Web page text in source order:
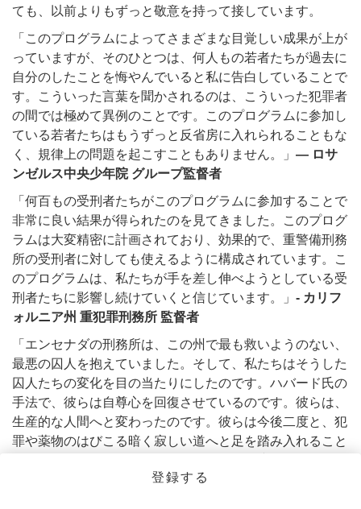
ても、以前よりもずっと敬意を持って接しています。
「このプログラムによってさまざまな目覚しい成果が上が
っていますが、そのひとつは、何人もの若者たちが過去に
自分のしたことを悔やんでいると私に告白していることで
す。こういった言葉を聞かされるのは、こういった犯罪者
の間では極めて異例のことです。このプログラムに参加し
ている若者たちはもうずっと反省房に入れられることもな
く、規律上の問題を起こすこともありません。」 — ロサ
ンゼルス中央少年院 グループ監督者
「何百もの受刑者たちがこのプログラムに参加することで
非常に良い結果が得られたのを見てきました。このプログ
ラムは大変精密に計画されており、効果的で、重警備刑務
所の受刑者に対しても使えるように構成されています。こ
のプログラムは、私たちが手を差し伸べようとしている受
刑者たちに影響し続けていくと信じています。」 - カリフ
ォルニア州 重犯罪刑務所 監督者
「エンセナダの刑務所は、この州で最も救いようのない、
最悪の囚人を抱えていました。そして、私たちはそうした
囚人たちの変化を目の当たりにしたのです。ハバード氏の
手法で、彼らは自尊心を回復させているのです。彼らは、
生産的な人間へと変わったのです。彼らは今後二度と、犯
罪や薬物のはびこる暗く寂しい道へと足を踏み入れること
「『しあわせへの道』は、刑務所に二度と戻ることなく、
登録する